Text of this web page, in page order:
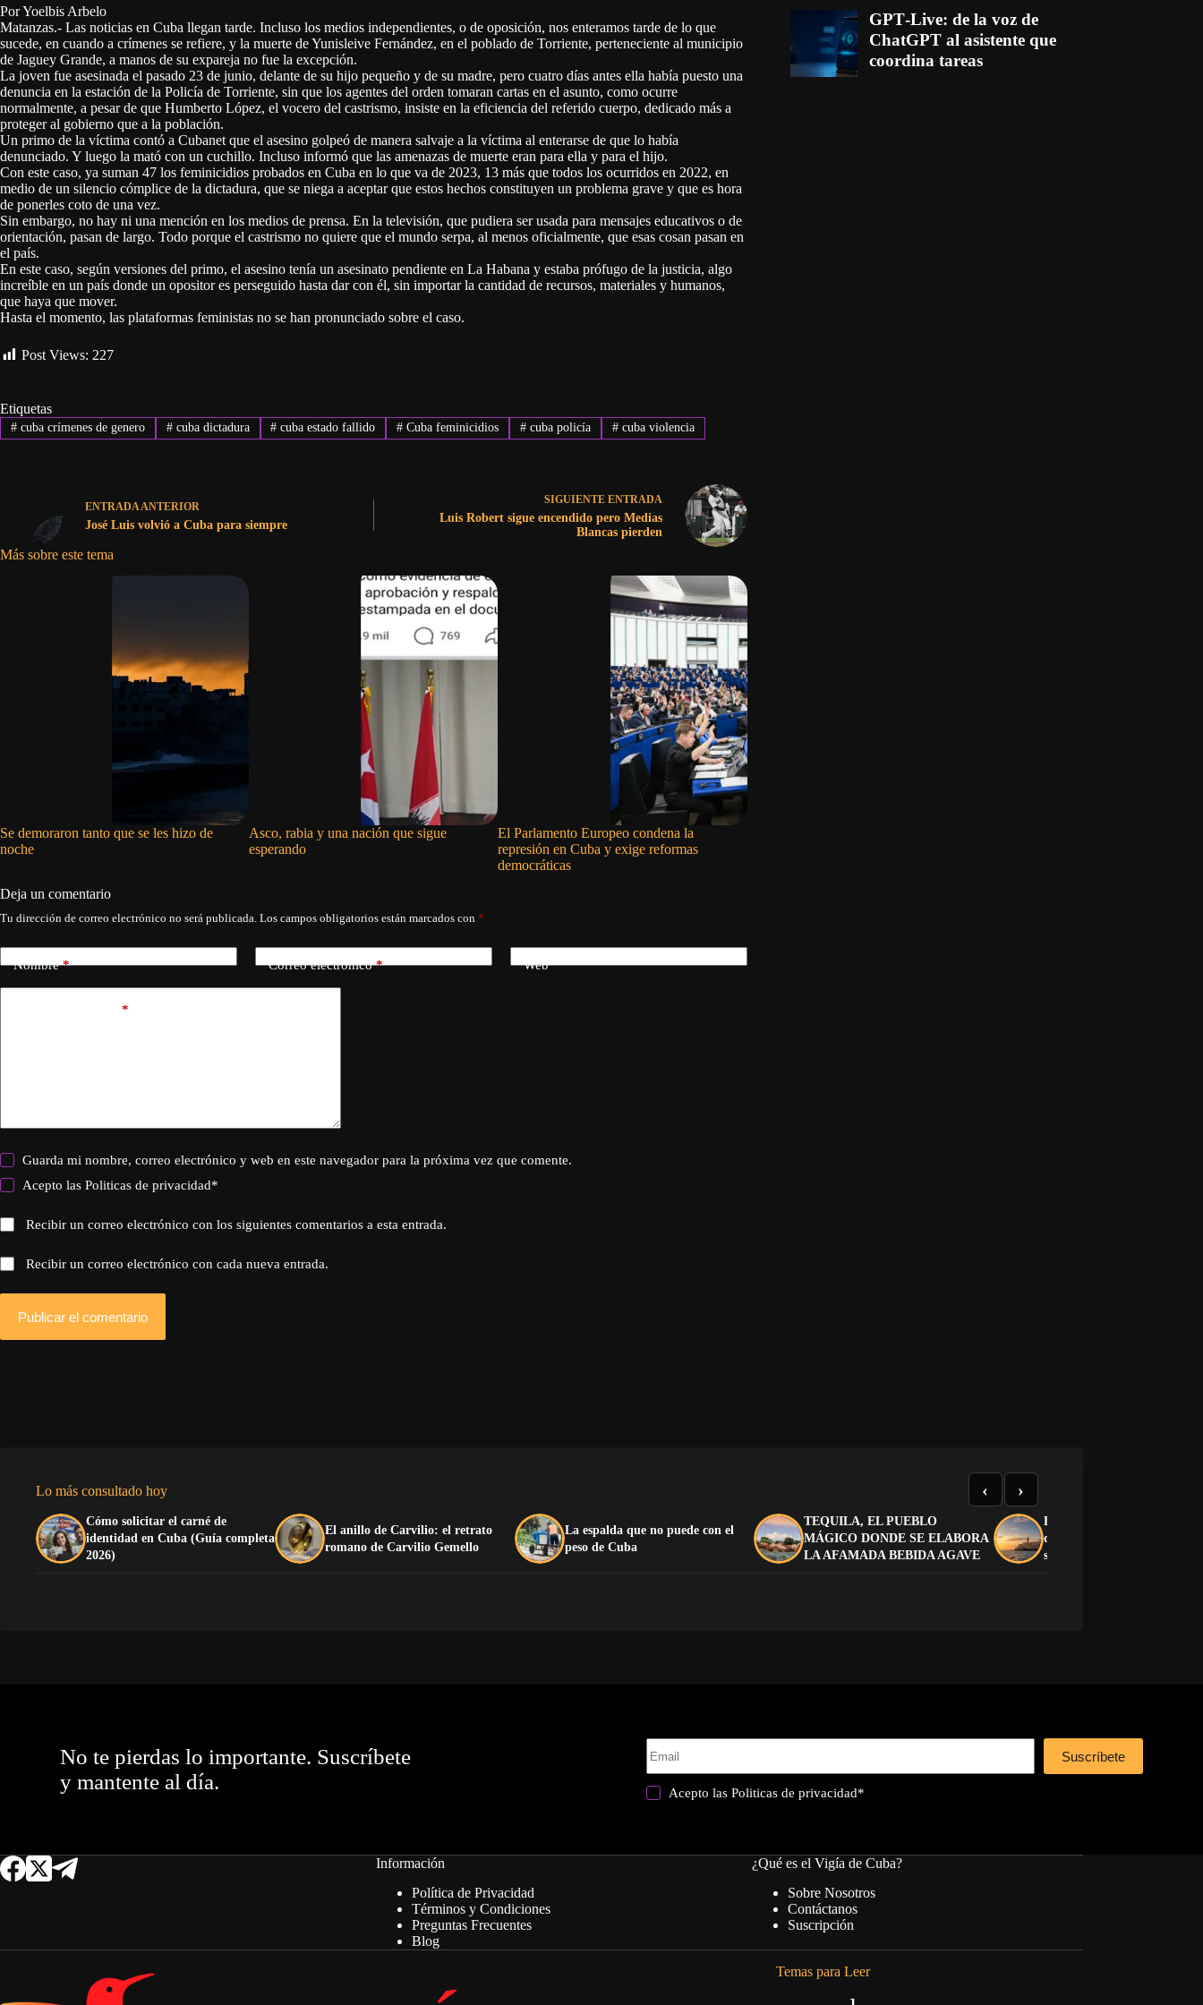
Por Yoelbis Arbelo
Matanzas.- Las noticias en Cuba llegan tarde. Incluso los medios independientes, o de oposición, nos enteramos tarde de lo que
sucede, en cuando a crímenes se refiere, y la muerte de Yunisleive Fernández, en el poblado de Torriente, perteneciente al municipio
de Jaguey Grande, a manos de su expareja no fue la excepción.
La joven fue asesinada el pasado 23 de junio, delante de su hijo pequeño y de su madre, pero cuatro días antes ella había puesto una
denuncia en la estación de la Policía de Torriente, sin que los agentes del orden tomaran cartas en el asunto, como ocurre
normalmente, a pesar de que Humberto López, el vocero del castrismo, insiste en la eficiencia del referido cuerpo, dedicado más a
proteger al gobierno que a la población.
Un primo de la víctima contó a Cubanet que el asesino golpeó de manera salvaje a la víctima al enterarse de que lo había
denunciado. Y luego la mató con un cuchillo. Incluso informó que las amenazas de muerte eran para ella y para el hijo.
Con este caso, ya suman 47 los feminicidios probados en Cuba en lo que va de 2023, 13 más que todos los ocurridos en 2022, en
medio de un silencio cómplice de la dictadura, que se niega a aceptar que estos hechos constituyen un problema grave y que es hora
de ponerles coto de una vez.
Sin embargo, no hay ni una mención en los medios de prensa. En la televisión, que pudiera ser usada para mensajes educativos o de
orientación, pasan de largo. Todo porque el castrismo no quiere que el mundo serpa, al menos oficialmente, que esas cosan pasan en
el país.
En este caso, según versiones del primo, el asesino tenía un asesinato pendiente en La Habana y estaba prófugo de la justicia, algo
increíble en un país donde un opositor es perseguido hasta dar con él, sin importar la cantidad de recursos, materiales y humanos,
que haya que mover.
Hasta el momento, las plataformas feministas no se han pronunciado sobre el caso.
Post Views: 227
Etiquetas
#cuba crímenes de genero #cuba dictadura # cuba estado fallido # Cuba feminicidios # cuba policía #cuba violencia
ENTRADAANTERIOR
José Luis volvió a Cuba para siempre
SIGUIENTE ENTRADA
Luis Robert sigue encendido pero Medias
Blancas pierden
Más sobre este tema
Se demoraron tanto que se les hizo de
noche
Asco, rabia y una nación que sigue
esperando
El Parlamento Europeo condena la
represión en Cuba y exige reformas
democráticas
Deja un comentario
Tu dirección de correo electrónico no será publicada. Los campos obligatorios están marcados con *
Nombre* Correo electrónico* Web
*
Guarda mi nombre, correo electrónico y web en este navegador para la próxima vez que comente.
Acepto lasPoliticas de privacidad*
Recibir un correo electrónico con los siguientes comentarios a esta entrada.
Recibir un correo electrónico con cada nueva entrada.
Publicar el comentario
Lo más consultado hoy
Cómo solicitar el carné de
identidad en Cuba (Guía completa
2026)
El anillo de Carvilio: el retrato
romano de Carvilio Gemello
La espalda que no puede con el
peso de Cuba
TEQUILA, EL PUEBLO
MÁGICO DONDE SE ELABORA
LA AFAMADA BEBIDA AGAVE
Liberación de Cuba: cómo
de la dictadura a la
sin caer en otra dictadura
‹ ›
No te pierdas lo importante. Suscríbete
y mantente al día.
Suscríbete
Acepto lasPoliticas de privacidad*
Información
Política de Privacidad
Términos y Condiciones
Preguntas Frecuentes
Blog
¿Qué es el Vigía de Cuba?
Sobre Nosotros
Contáctanos
Suscripción
Temas para Leer